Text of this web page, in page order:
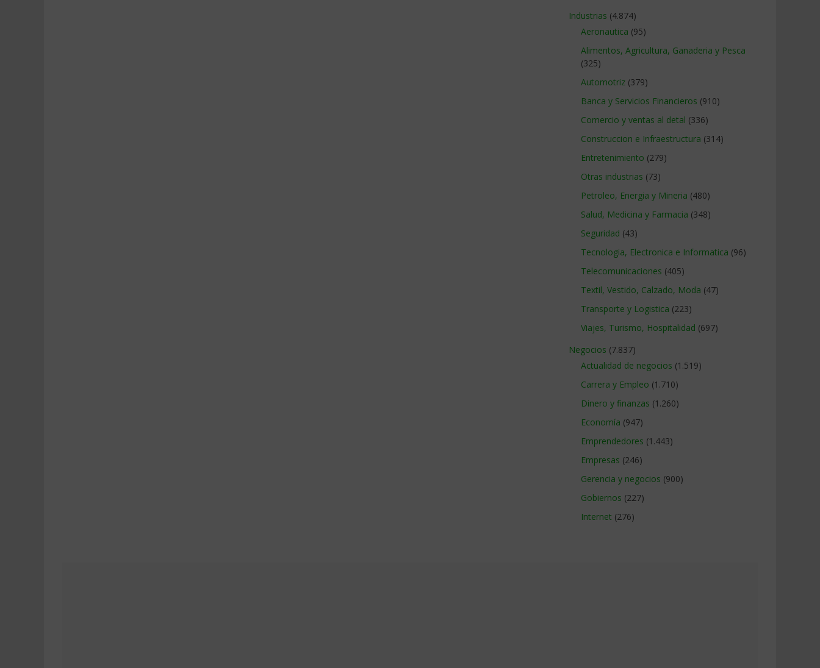
Industrias (4.874)
Aeronautica (95)
Alimentos, Agricultura, Ganaderia y Pesca
(325)
Automotriz (379)
Banca y Servicios Financieros (910)
Comercio y ventas al detal (336)
Construccion e Infraestructura (314)
Entretenimiento (279)
Otras industrias (73)
Petroleo, Energia y Mineria (480)
Salud, Medicina y Farmacia (348)
Seguridad (43)
Tecnologia, Electronica e Informatica (96)
Telecomunicaciones (405)
Textil, Vestido, Calzado, Moda (47)
Transporte y Logistica (223)
Viajes, Turismo, Hospitalidad (697)
Negocios (7.837)
Actualidad de negocios (1.519)
Carrera y Empleo (1.710)
Dinero y finanzas (1.260)
Economía (947)
Emprendedores (1.443)
Empresas (246)
Gerencia y negocios (900)
Gobiernos (227)
Internet (276)